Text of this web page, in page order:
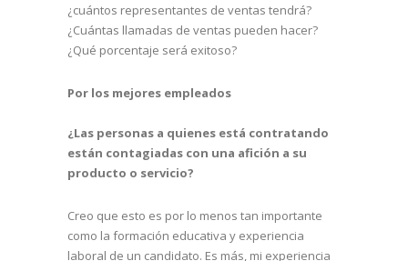
¿cuántos representantes de ventas tendrá?
¿Cuántas llamadas de ventas pueden hacer?
¿Qué porcentaje será exitoso?
Por los mejores empleados
¿Las personas a quienes está contratando
están contagiadas con una afición a su
producto o servicio?
Creo que esto es por lo menos tan importante
como la formación educativa y experiencia
laboral de un candidato. Es más, mi experiencia